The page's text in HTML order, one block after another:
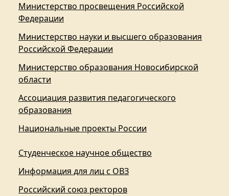
Министерство просвещения Российской
Федерации
Министерство науки и высшего образования
Российской Федерации
Министерство образования Новосибирской
области
Ассоциация развития педагогического
образования
Национальные проекты России
Студенческое научное общество
Информация для лиц с ОВЗ
Российский союз ректоров